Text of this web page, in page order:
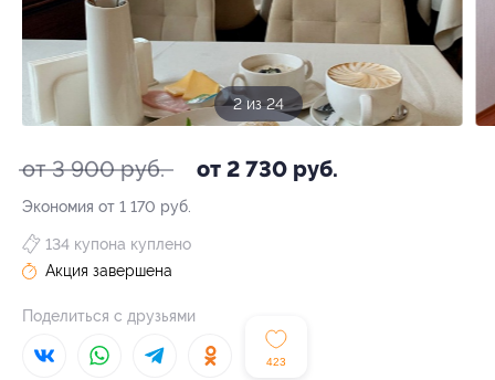
2 из 24
от 3 900 руб. от 2 730 руб.
Экономия от 1 170 руб.
423
134 купона куплено
Акция завершена
Поделиться с друзьями